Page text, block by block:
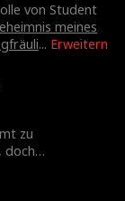
Erweitern
von Student
meines
...
zu
doch